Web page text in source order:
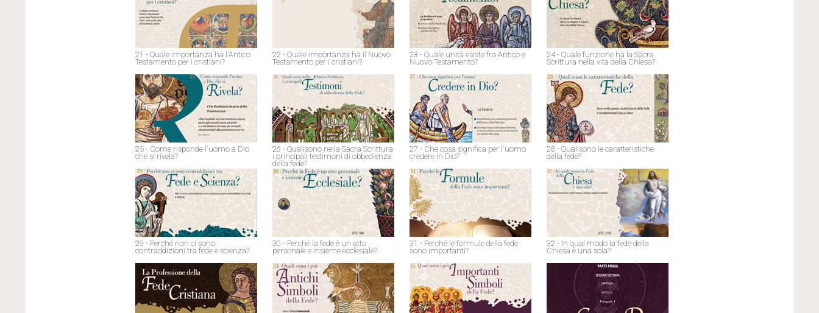
21 - Quale importanza ha l'Antico
Testamento per i cristiani?
22 - Quale importanza ha il Nuovo
Testamento per i cristiani?
23 - Quale unità esiste fra Antico e
Nuovo Testamento?
24 - Quale funzione ha la Sacra
Scrittura nella vita della Chiesa?
25 - Come risponde l'uomo a Dio
che si rivela?
26 - Qualisono nella Sacra Scrittura
i principali testimoni di obbedienza
della fede?
27 - Che cosa significa per l'uomo
credere in Dio?
28 - Qualisono le caratteristiche
della fede?
29 - Perché non ci sono
contraddizioni tra fede e scienza?
30 - Perché la fede è un atto
personale e insieme ecclesiale?
31 - Perché le formule della fede
sono importanti?
32 - In qual modo la fede della
Chiesa è una sola?